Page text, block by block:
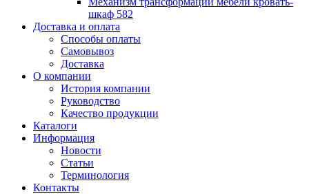
шкаф 582
Доставка и оплата
Способы оплаты
Самовывоз
Доставка
О компании
История компании
Руководство
Качество продукции
Каталоги
Информация
Новости
Статьи
Терминология
Контакты